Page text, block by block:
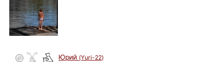
Юрий (Yuri-22)